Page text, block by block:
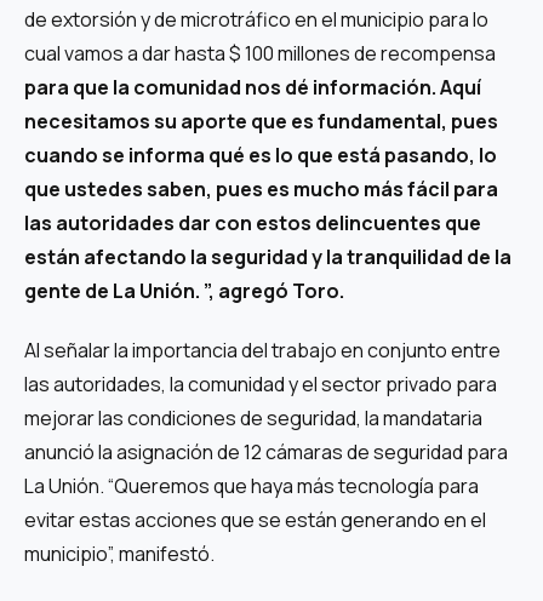
de extorsión y de microtráfico en el municipio para lo
cual vamos a dar hasta $ 100 millones de recompensa
para que la comunidad nos dé información. Aquí
necesitamos su aporte que es fundamental, pues
cuando se informa qué es lo que está pasando, lo
que ustedes saben, pues es mucho más fácil para
las autoridades dar con estos delincuentes que
están afectando la seguridad y la tranquilidad de la
gente de La Unión. ”, agregó Toro.
Al señalar la importancia del trabajo en conjunto entre
las autoridades, la comunidad y el sector privado para
mejorar las condiciones de seguridad, la mandataria
anunció la asignación de 12 cámaras de seguridad para
La Unión. “Queremos que haya más tecnología para
evitar estas acciones que se están generando en el
municipio”, manifestó.